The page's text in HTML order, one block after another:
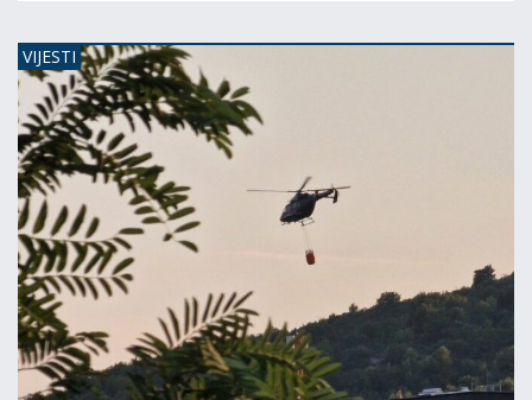
VIJESTI